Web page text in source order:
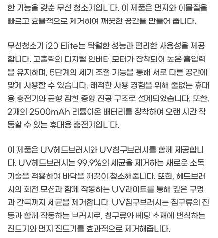
한 기능을 갖춘 무선 청소기입니다. 이 제품은 먼지와 이물질을
빠르고 효율적으로 제거하여 깨끗한 공간을 만들어 줍니다.
무선청소기 i20 Elite는 탁월한 성능과 편리한 사용성을 제공
합니다. 고출력의 디지털 인버터 모터가 장착되어 높은 흡입력
을 유지하며, 5단계의 세기 조절 기능을 통해 서로 다른 공간에
맞게 사용할 수 있습니다. 쾌적한 사용 경험을 위해 줄없는 휴대
용 충전기와 균형 잡힌 중앙 진공 구조로 설계되었습니다. 또한,
2개의 2500mAh 리튬이온 배터리를 장착하여 오랜 시간 작
동할 수 있는 휴대용 충전기입니다.
이 제품은 UV헤드브러시와 UV침구브러시를 함께 제공합니
다. UV헤드브러시는 99.9%의 세균을 제거하는 새로운 소독
기술을 적용하여 바닥을 깨끗이 청소해줍니다. 또한, 헤드브러
시의 회전 모션과 함께 작동하는 UV라이트를 통해 깊은 구멍
과 간극까지 세균을 제거합니다. UV침구브러시는 침구류의 진
동과 함께 작동하는 브러시로, 침구류와 베딩 소재에 번식하는
진드기와 먼지 진드기를 효과적으로 제거해줍니다.